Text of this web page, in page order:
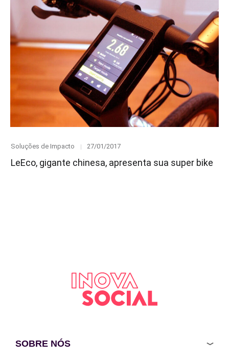
Category
Soluções de Impacto
Posted
27/01/2017
LeEco, gigante chinesa, apresenta sua super bike
SOBRE NÓS